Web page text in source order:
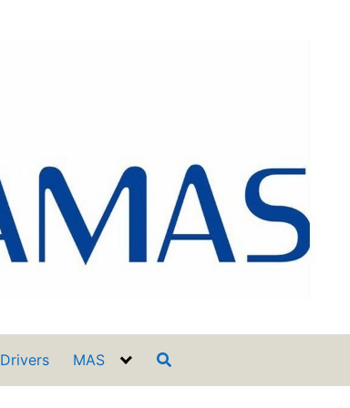
Drivers MAS